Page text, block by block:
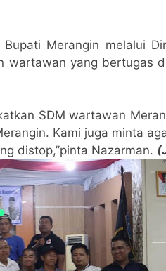
Merangin melalui
wartawan yang bertugas
SDM wartawan
Kami juga minta
distop,’’pinta Nazarman.